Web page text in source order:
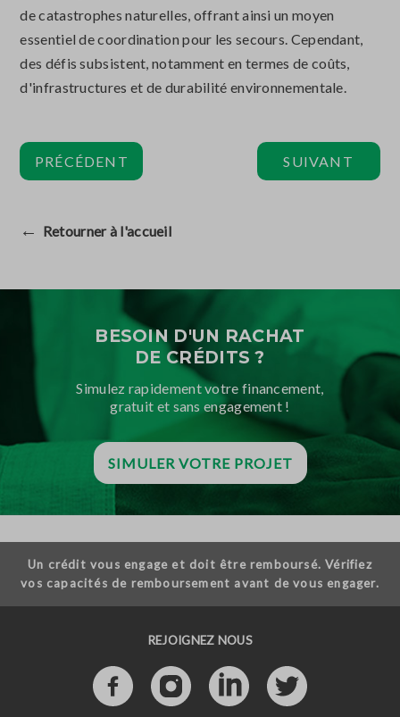
de catastrophes naturelles, offrant ainsi un moyen
essentiel de coordination pour les secours. Cependant,
des défis subsistent, notamment en termes de coûts,
d'infrastructures et de durabilité environnementale.
PRÉCÉDENT SUIVANT
← Retourner à l'accueil
BESOIN D'UN RACHAT
DE CRÉDITS ?
Simulez rapidement votre financement,
gratuit et sans engagement !
SIMULER VOTRE PROJET
Un crédit vous engage et doit être remboursé. Vérifiez
vos capacités de remboursement avant de vous engager.
REJOIGNEZ NOUS